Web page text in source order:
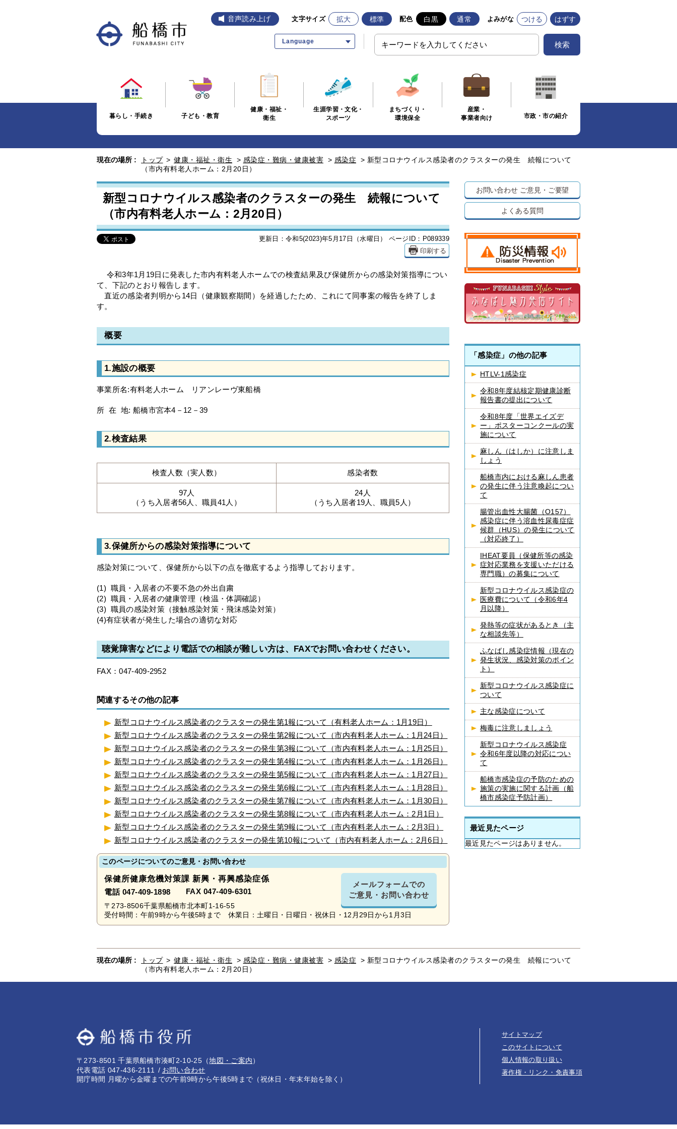
音声読み上げ 文字サイズ 拡大 標準 配色 白黒 通常 よみがな つける はずす
Language 検索
暮らし・手続き 子ども・教育
健康・福祉・
衛生
生涯学習・文化・
スポーツ
まちづくり・
環境保全
産業・
事業者向け
市政・市の紹介
現在の場所 : トップ > 健康・福祉・衛生 > 感染症・難病・健康被害 > 感染症 > 新型コロナウイルス感染者のクラスターの発生 続報について
（市内有料老人ホーム：2月20日）
新型コロナウイルス感染者のクラスターの発生 続報について
（市内有料老人ホーム：2月20日）
更新日：令和5(2023)年5月17日（水曜日） ページID：P089339
印刷する
令和3年1月19日に発表した市内有料老人ホームでの検査結果及び保健所からの感染対策指導につい
て、下記のとおり報告します。
直近の感染者判明から14日（健康観察期間）を経過したため、これにて同事案の報告を終了しま
す。
概要
1.施設の概要
事業所名:有料老人ホーム リアンレーヴ東船橋
所 在 地: 船橋市宮本4－12－39
2.検査結果
検査人数（実人数） 感染者数
97人
（うち入居者56人、職員41人）
24人
（うち入居者19人、職員5人）
3.保健所からの感染対策指導について
感染対策について、保健所から以下の点を徹底するよう指導しております。
(1) 職員・入居者の不要不急の外出自粛
(2) 職員・入居者の健康管理（検温・体調確認）
(3) 職員の感染対策（接触感染対策・飛沫感染対策）
(4)有症状者が発生した場合の適切な対応
聴覚障害などにより電話での相談が難しい方は、FAXでお問い合わせください。
FAX：047-409-2952
関連するその他の記事
新型コロナウイルス感染者のクラスターの発生第1報について（有料老人ホーム：1月19日）
新型コロナウイルス感染者のクラスターの発生第2報について（市内有料老人ホーム：1月24日）
新型コロナウイルス感染者のクラスターの発生第3報について（市内有料老人ホーム：1月25日）
新型コロナウイルス感染者のクラスターの発生第4報について（市内有料老人ホーム：1月26日）
新型コロナウイルス感染者のクラスターの発生第5報について（市内有料老人ホーム：1月27日）
新型コロナウイルス感染者のクラスターの発生第6報について（市内有料老人ホーム：1月28日）
新型コロナウイルス感染者のクラスターの発生第7報について（市内有料老人ホーム：1月30日）
新型コロナウイルス感染者のクラスターの発生第8報について（市内有料老人ホーム：2月1日）
新型コロナウイルス感染者のクラスターの発生第9報について（市内有料老人ホーム：2月3日）
新型コロナウイルス感染者のクラスターの発生第10報について（市内有料老人ホーム：2月6日）
このページについてのご意見・お問い合わせ
保健所健康危機対策課 新興・再興感染症係
電話 047-409-1898 FAX 047-409-6301
メールフォームでの
ご意見・お問い合わせ
〒273-8506千葉県船橋市北本町1-16-55
受付時間：午前9時から午後5時まで 休業日：土曜日・日曜日・祝休日・12月29日から1月3日
お問い合わせ ご意見・ご要望
よくある質問
「感染症」の他の記事
HTLV-1感染症
令和8年度結核定期健康診断
報告書の提出について
令和8年度「世界エイズデ
ー」ポスターコンクールの実
施について
麻しん（はしか）に注意しま
しょう
船橋市内における麻しん患者
の発生に伴う注意喚起につい
て
腸管出血性大腸菌（O157）
感染症に伴う溶血性尿毒症症
候群（HUS）の発生について
（対応終了）
IHEAT要員（保健所等の感染
症対応業務を支援いただける
専門職）の募集について
新型コロナウイルス感染症の
医療費について（令和6年4
月以降）
発熱等の症状があるとき（主
な相談先等）
ふなばし感染症情報（現在の
発生状況、感染対策のポイン
ト）
新型コロナウイルス感染症に
ついて
主な感染症について
梅毒に注意しましょう
新型コロナウイルス感染症
令和6年度以降の対応につい
て
船橋市感染症の予防のための
施策の実施に関する計画（船
橋市感染症予防計画）
最近見たページ
最近見たページはありません。
現在の場所 : トップ > 健康・福祉・衛生 > 感染症・難病・健康被害 > 感染症 > 新型コロナウイルス感染者のクラスターの発生 続報について
（市内有料老人ホーム：2月20日）
〒273-8501 千葉県船橋市湊町2-10-25 （地図・ご案内）
代表電話 047-436-2111
お問い合わせ
開庁時間 月曜から金曜までの午前9時から午後5時まで（祝休日・年末年始を除く）
サイトマップ
このサイトについて
個人情報の取り扱い
著作権・リンク・免責事項